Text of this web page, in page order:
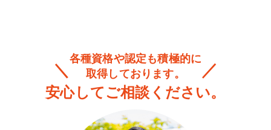
各種資格や認定も積極的に
取得しております。
安心してご相談ください。